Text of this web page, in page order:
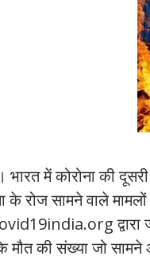
भारत में कोरोना की
के रोज सामने वाले
द्वारा
मौत की संख्या जो